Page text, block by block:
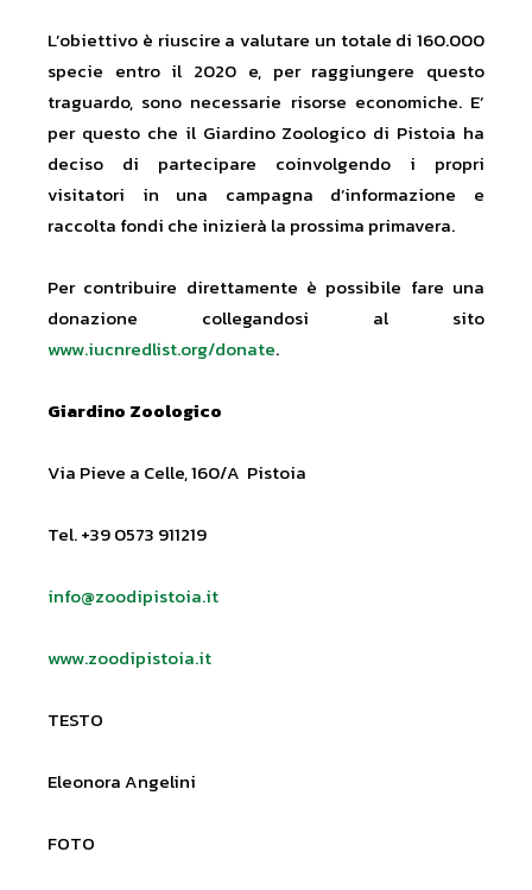
L’obiettivo è riuscire a valutare un totale di 160.000
specie entro il 2020 e, per raggiungere questo
traguardo, sono necessarie risorse economiche. E’
per questo che il Giardino Zoologico di Pistoia ha
deciso di partecipare coinvolgendo i propri
visitatori in una campagna d’informazione e
raccolta fondi che inizierà la prossima primavera.
Per contribuire direttamente è possibile fare una
donazione collegandosi al sito
www.iucnredlist.org/donate.
Giardino Zoologico
Via Pieve a Celle, 160/A Pistoia
Tel. +39 0573 911219
info@zoodipistoia.it
www.zoodipistoia.it
TESTO
Eleonora Angelini
FOTO